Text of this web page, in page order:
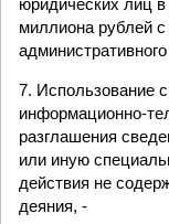
юридических лиц
миллиона рублей
7. Использование
информационно-
разглашения
или иную
действия не
деяния, -